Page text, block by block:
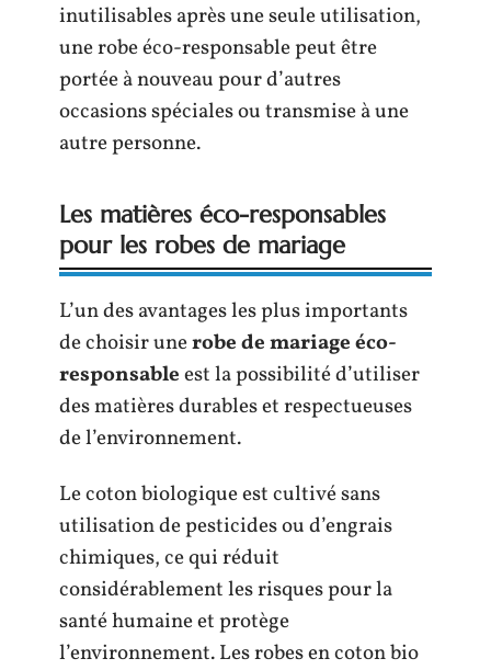
inutilisables après une seule utilisation,
une robe éco-responsable peut être
portée à nouveau pour d’autres
occasions spéciales ou transmise à une
autre personne.
Les matières éco-responsables
pour les robes de mariage
L’un des avantages les plus importants
de choisir unerobe de mariage éco-
responsableest la possibilité d’utiliser
des matières durables et respectueuses
de l’environnement.
Le coton biologique est cultivé sans
utilisation de pesticides ou d’engrais
chimiques, ce qui réduit
considérablement les risques pour la
santé humaine et protège
l’environnement. Les robes en coton bio